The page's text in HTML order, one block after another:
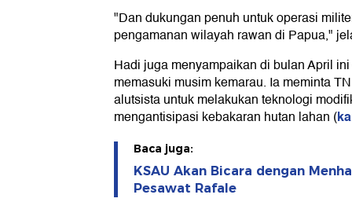
"Dan dukungan penuh untuk operasi
pengamanan wilayah rawan di Papua,"
Hadi juga menyampaikan di bulan April
memasuki musim kemarau. Ia meminta
alutsista untuk melakukan teknologi
mengantisipasi kebakaran hutan lahan (
Baca juga:
KSAU Akan Bicara dengan
Pesawat Rafale